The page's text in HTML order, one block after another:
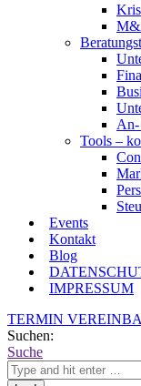
An-
Tools –
Events
Kontakt
Blog
IMPRESSUM
TERMIN
Suchen:
Suche